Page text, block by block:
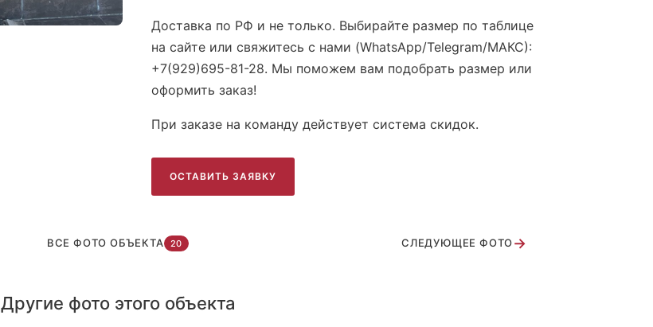
Доставка по РФ и не только. Выбирайте размер по таблице
на сайте или свяжитесь с нами (WhatsApp/Telegram/МАКС):
+7(929)695-81-28. Мы поможем вам подобрать размер или
оформить заказ!
При заказе на команду действует система скидок.
ОСТАВИТЬ ЗАЯВКУ
ВСЕ ФОТО ОБЪЕКТА 20 СЛЕДУЮЩЕЕ ФОТО→
Другие фото этого объекта
Команда Short Track г. Сочи
Батутный центр Air Arena Московская
область